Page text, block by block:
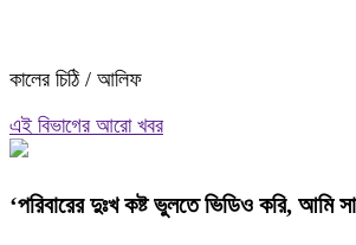
কালের চিঠি / আলিফ
এই বিভাগের আরো খবর
‘পরিবারের দুঃখ কষ্ট ভুলতে ভিডিও করি, আমি